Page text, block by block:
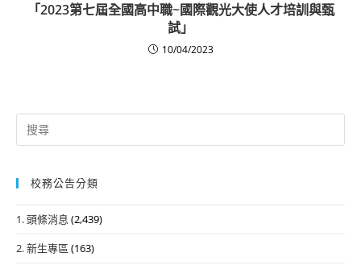
「2023第七屆全國高中職~國際觀光大使人才培訓與甄
試」
10/04/2023
Search
for:
校務公告分類
1. 頭條消息 (2,439)
2. 新生專區 (163)